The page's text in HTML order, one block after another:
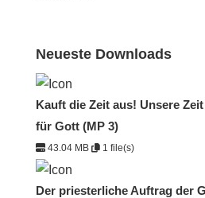
Neueste Downloads
Kauft die Zeit aus! Unsere
für Gott (MP 3)
43.04 MB 1 file(s)
Der priesterliche Auftrag der